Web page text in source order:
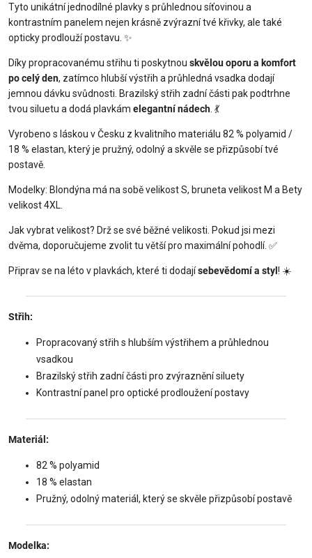
Tyto unikátní jednodílné plavky s průhlednou síťovinou a
kontrastním panelem nejen krásně zvýrazní tvé křivky, ale také
opticky prodlouží postavu. ✨
Díky propracovanému střihu ti poskytnou skvělou oporu a komfort
po celý den, zatímco hlubší výstřih a průhledná vsadka dodají
jemnou dávku svůdnosti. Brazilský střih zadní části pak podtrhne
tvou siluetu a dodá plavkám elegantní nádech . 💃
Vyrobeno s láskou v Česku z kvalitního materiálu 82 % polyamid /
18 % elastan, který je pružný, odolný a skvěle se přizpůsobí tvé
postavě.
Modelky: Blondýna má na sobě velikost S, bruneta velikost M a Bety
velikost 4XL.
Jak vybrat velikost? Drž se své běžné velikosti. Pokud jsi mezi
dvěma, doporučujeme zvolit tu větší pro maximální pohodlí. ✅
Připrav se na léto v plavkách, které ti dodajísebevědomí a styl ! ☀️
Střih:
Propracovaný střih s hlubším výstřihem a průhlednou
vsadkou
Brazilský střih zadní části pro zvýraznění siluety
Kontrastní panel pro optické prodloužení postavy
Materiál:
82 % polyamid
18 % elastan
Pružný, odolný materiál, který se skvěle přizpůsobí postavě
Modelka: